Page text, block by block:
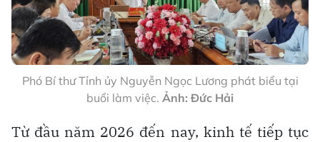
Phó Bí thư Tỉnh ủy Nguyễn Ngọc Lương phát biểu tại
buổi làm việc. Ảnh: Đức Hải
Từ đầu năm 2026 đến nay, kinh tế tiếp tục